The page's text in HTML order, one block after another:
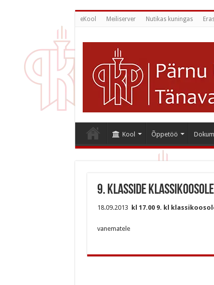
eKool Meiliserver Nutikas kuningas
Kool Õppetöö
9. klasside
18.09.2013 kl 17.00 9. kl
vanematele